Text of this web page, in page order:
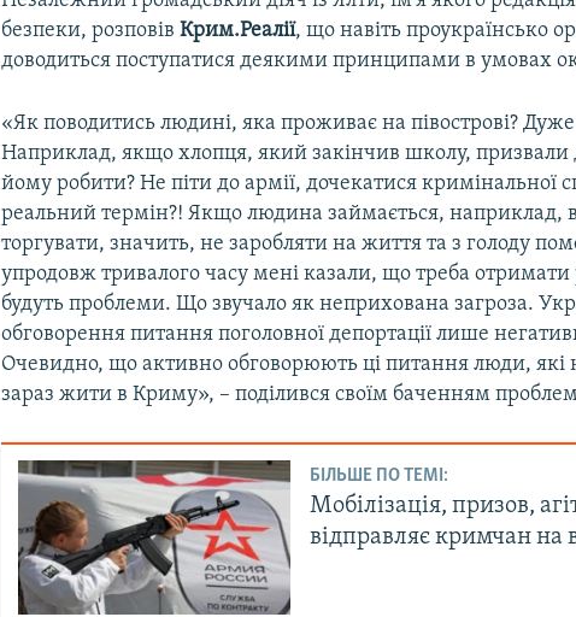
безпеки, розповівКрим.Реалії, що навіть проукраїнсько
доводиться поступатися деякими принципами в умовах
«Як поводитись людині, яка проживає на півострові?
Наприклад, якщо хлопця, який закінчив школу, призвали
йому робити? Не піти до армії, дочекатися кримінальної
реальний термін?! Якщо людина займається, наприклад,
торгувати, значить, не заробляти на життя та з голоду
упродовж тривалого часу мені казали, що треба отримати
будуть проблеми. Що звучало як неприхована загроза.
обговорення питання поголовної депортації лише
Очевидно, що активно обговорюють ці питання люди, які
зараз жити в Криму», – поділився своїм баченням
БІЛЬШЕ ПО ТЕМІ:
Мобілізація, призов,
відправляє кримчан на